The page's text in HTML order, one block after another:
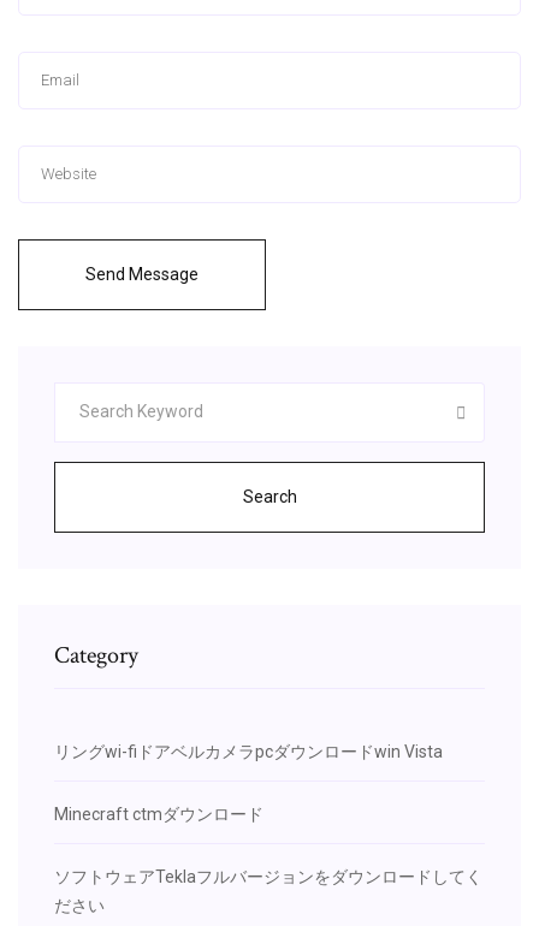
Send Message
Search
Category
リングwi-fiドアベルカメラpcダウンロードwin Vista
Minecraft ctmダウンロード
ソフトウェアTeklaフルバージョンをダウンロードしてく
ださい